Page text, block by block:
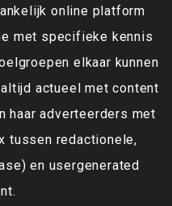
online platform
met specifieke kennis
elkaar kunnen
actueel met content
haar adverteerders met
tussen redactionele,
en usergenerated